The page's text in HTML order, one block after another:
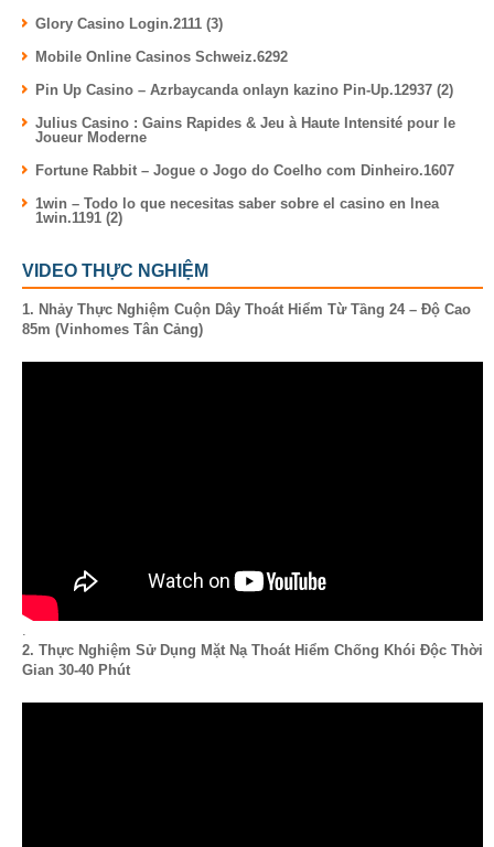
Glory Casino Login.2111 (3)
Mobile Online Casinos Schweiz.6292
Pin Up Casino – Azrbaycanda onlayn kazino Pin-Up.12937 (2)
Julius Casino : Gains Rapides & Jeu à Haute Intensité pour le
Joueur Moderne
Fortune Rabbit – Jogue o Jogo do Coelho com Dinheiro.1607
1win – Todo lo que necesitas saber sobre el casino en lnea
1win.1191 (2)
VIDEO THỰC NGHIỆM
1. Nhảy Thực Nghiệm Cuộn Dây Thoát Hiểm Từ Tầng 24 – Độ Cao
85m (Vinhomes Tân Cảng)
2. Thực Nghiệm Sử Dụng Mặt Nạ Thoát Hiểm Chống Khói Độc Thời
Gian 30-40 Phút